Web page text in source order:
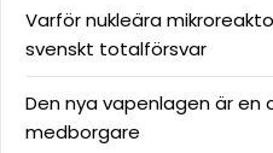
Varför nukleära
svenskt totalförsvar
Den nya vapenlagen är
medborgare